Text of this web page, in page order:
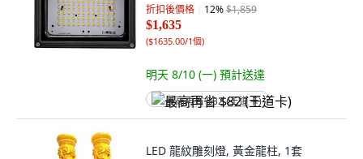
折扣後價格 12%$1,859
$1,635
($1635.00/1個)
明天 8/10 (一) 預計送達
最高再省 $82 (王道卡)
LED 龍紋雕刻燈, 黃金龍柱, 1套